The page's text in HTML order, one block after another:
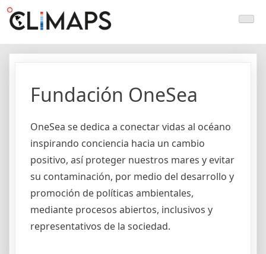
Skip
Climaps.org
Mapas de acción climática en Latinoamérica y el caribe
Fundación OneSea
OneSea se dedica a conectar vidas al océano
inspirando conciencia hacia un cambio
positivo, así proteger nuestros mares y evitar
su contaminación, por medio del desarrollo y
promoción de políticas ambientales,
mediante procesos abiertos, inclusivos y
representativos de la sociedad.